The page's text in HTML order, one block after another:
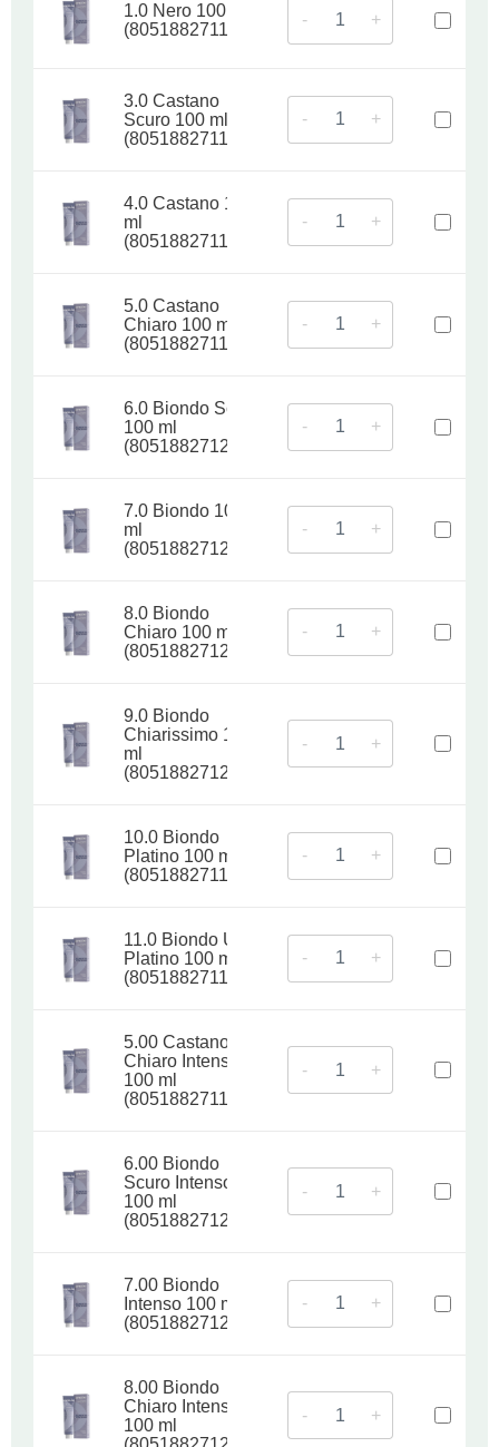
1.0 Nero 100 ml
(8051882711661)
- +
3.0 Castano
Scuro 100 ml
(8051882711876)
- +
4.0 Castano 100
ml
(8051882711883)
- +
5.0 Castano
Chiaro 100 ml
(8051882711944)
- +
6.0 Biondo Scuro
100 ml
(8051882712064)
- +
7.0 Biondo 100
ml
(8051882712200)
- +
8.0 Biondo
Chiaro 100 ml
(8051882712354)
- +
9.0 Biondo
Chiarissimo 100
ml
(8051882712491)
- +
10.0 Biondo
Platino 100 ml
(8051882711678)
- +
11.0 Biondo Ultra
Platino 100 ml
(8051882711784)
- +
5.00 Castano
Chiaro Intenso
100 ml
(8051882711951)
- +
6.00 Biondo
Scuro Intenso
100 ml
(8051882712071)
- +
7.00 Biondo
Intenso 100 ml
(8051882712217)
- +
8.00 Biondo
Chiaro Intenso
100 ml
- +